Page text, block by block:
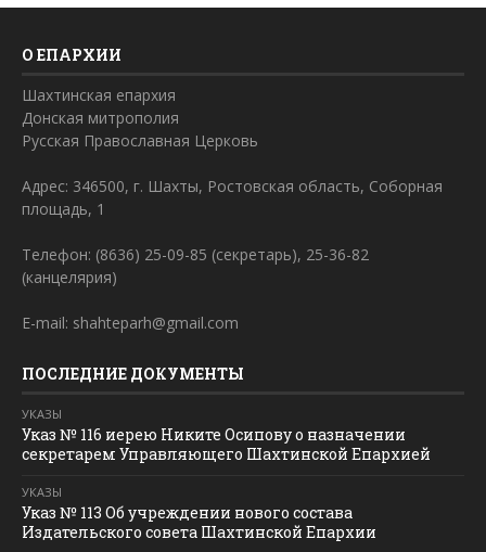
О ЕПАРХИИ
Шахтинская епархия
Донская митрополия
Русская Православная Церковь
Адрес: 346500, г. Шахты, Ростовская область, Соборная
площадь, 1
Телефон: (8636) 25-09-85 (секретарь), 25-36-82
(канцелярия)
E-mail: shahteparh@gmail.com
ПОСЛЕДНИЕ ДОКУМЕНТЫ
УКАЗЫ
Указ № 116 иерею Никите Осипову о назначении
секретарем Управляющего Шахтинской Епархией
УКАЗЫ
Указ № 113 Об учреждении нового состава
Издательского совета Шахтинской Епархии